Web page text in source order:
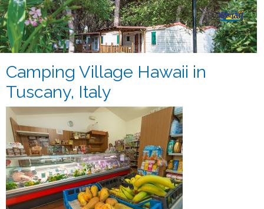
Camping Village Hawaii in
Tuscany, Italy